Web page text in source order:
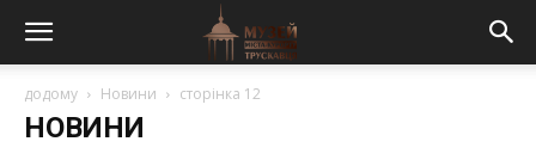
додому Новини сторінка 12
НОВИНИ